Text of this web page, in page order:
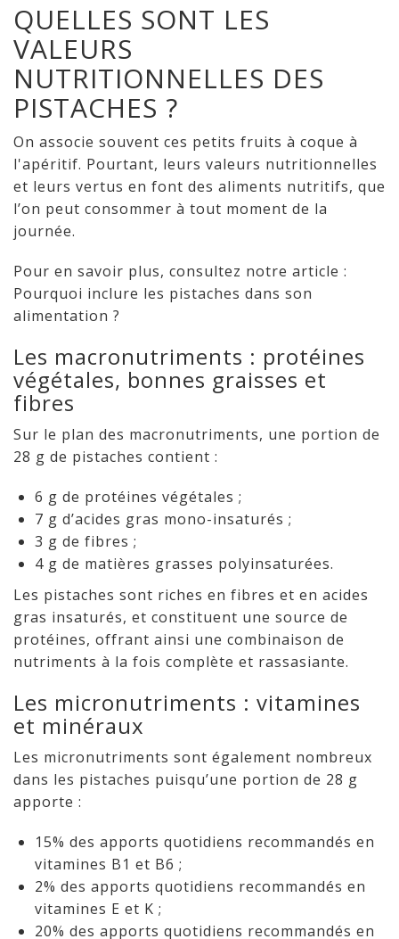
QUELLES SONT LES
VALEURS
NUTRITIONNELLES DES
PISTACHES ?
On associe souvent ces petits fruits à coque à
l'apéritif. Pourtant, leurs valeurs nutritionnelles
et leurs vertus en font des aliments nutritifs, que
l’on peut consommer à tout moment de la
journée.
Pour en savoir plus, consultez notre article :
Pourquoi inclure les pistaches dans son
alimentation ?
Les macronutriments : protéines
végétales, bonnes graisses et
fibres
Sur le plan des macronutriments, une portion de
28 g de pistaches contient :
6 g de protéines végétales ;
7 g d’acides gras mono-insaturés ;
3 g de fibres ;
4 g de matières grasses polyinsaturées.
Les pistaches sont riches en fibres et en acides
gras insaturés, et constituent une source de
protéines, offrant ainsi une combinaison de
nutriments à la fois complète et rassasiante.
Les micronutriments : vitamines
et minéraux
Les micronutriments sont également nombreux
dans les pistaches puisqu’une portion de 28 g
apporte :
15% des apports quotidiens recommandés en
vitamines B1 et B6 ;
2% des apports quotidiens recommandés en
vitamines E et K ;
20% des apports quotidiens recommandés en